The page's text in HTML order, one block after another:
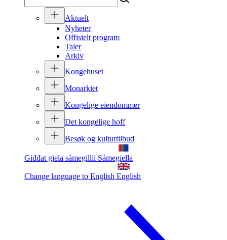
Aktuelt
Nyheter
Offisielt program
Taler
Arkiv
Kongehuset
Monarkiet
Kongelige eiendommer
Det kongelige hoff
Besøk og kulturtilbud
Giđđat giela sámegillii Sámegiella
Change language to English English